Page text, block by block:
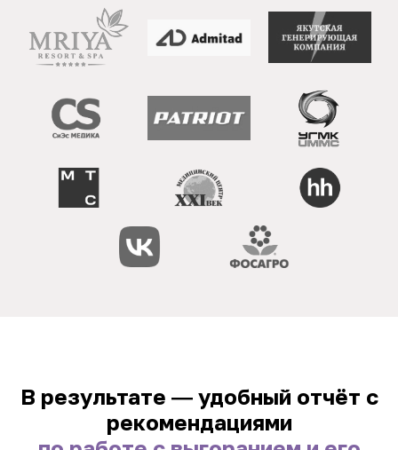
В результате ― удобный отчёт с
рекомендациями